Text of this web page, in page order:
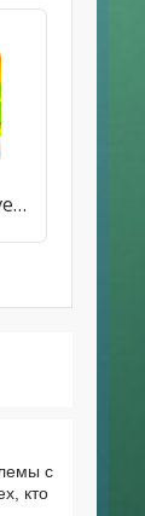
Be-be-bears: Adventures
с
кто